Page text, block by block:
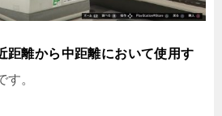
距離から中距離において使用す
す。